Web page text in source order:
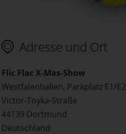
Adresse und Ort
Flic Flac X-Mas-Show
Westfalenhallen, Parkplatz E1/E2
Victor-Toyka-Straße
44139 Dortmund
Deutschland